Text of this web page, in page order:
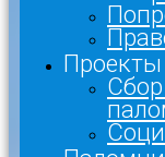
Проекты